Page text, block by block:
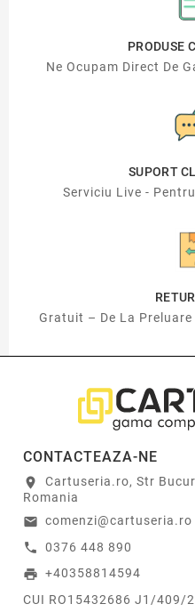
PRODUSE
Ne Ocupam Direct De
SUPORT
Serviciu Live -
Gratuit – De La
CONTACTEAZA-NE
location_on
Cartuseria.ro, Str
Romania
email comenzi@cartuseria.ro
call 0376 448 890
print +40358814594
CUI RO15432686 J1/409/